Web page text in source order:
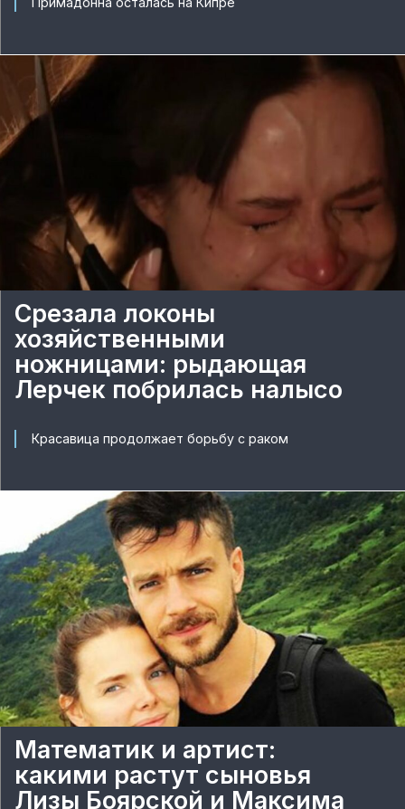
Срезала локоны
хозяйственными
ножницами: рыдающая
Лерчек побрилась налысо
Красавица продолжает борьбу с раком
Математик и артист:
какими растут сыновья
Лизы Боярской и Максима